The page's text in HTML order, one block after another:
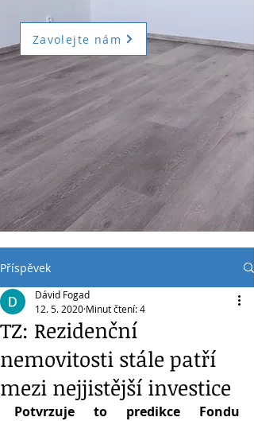
Zavolejte nám
Příspěvek
TZ: Rezidenční
nemovitosti stále patří
mezi nejjistější investice
Dávid Fogad
12. 5. 2020 Minut čtení: 4
Potvrzuje to predikce Fondu